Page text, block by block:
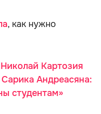
, как нужно
Картозия
Андреасяна:
студентам»